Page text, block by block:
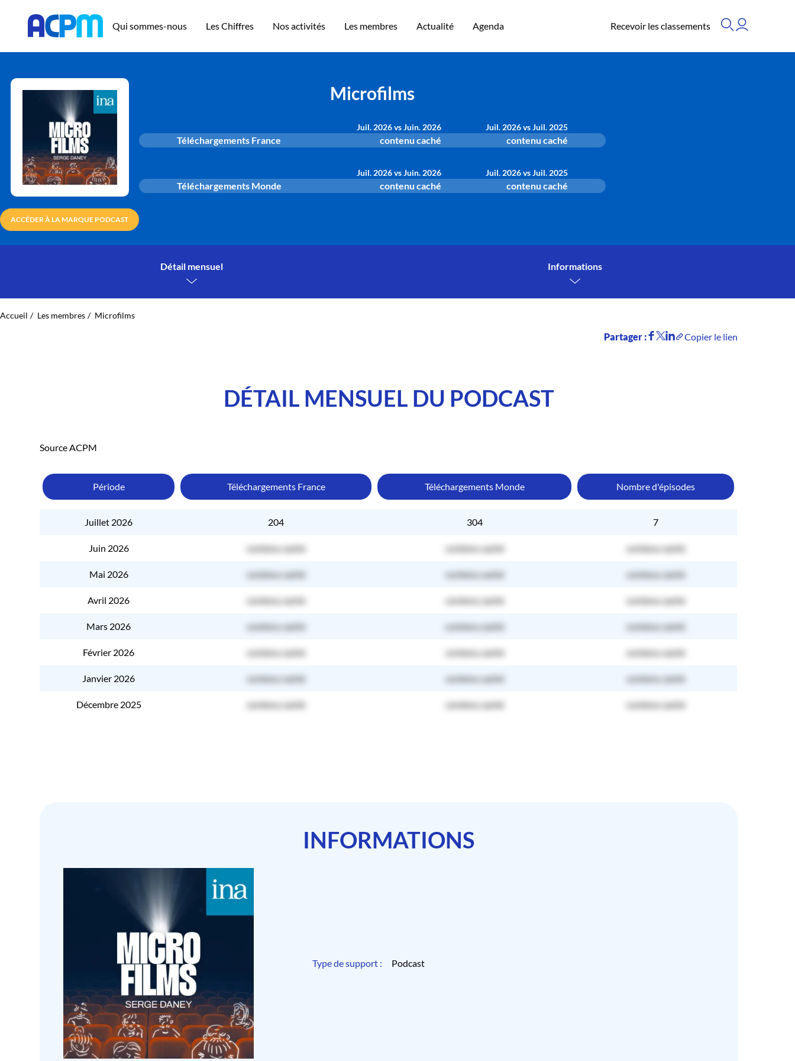
Qui sommes-nous Les Chiffres Nos activités Les membres Actualité Agenda Recevoir les classements
ACCÉDER À LA MARQUE PODCAST
Microfilms
Juil. 2026 vs Juin. 2026 Juil. 2026 vs Juil. 2025
Téléchargements France contenu caché contenu caché
Juil. 2026 vs Juin. 2026 Juil. 2026 vs Juil. 2025
Téléchargements Monde contenu caché contenu caché
Détail mensuel Informations
Accueil Les membres Microfilms
Partager : Copier le lien
DÉTAIL MENSUEL DU PODCAST
Source ACPM
Période Téléchargements France Téléchargements Monde Nombre d'épisodes
Juillet 2026 204 304 7
Juin 2026 contenu caché contenu caché contenu caché
Mai 2026 contenu caché contenu caché contenu caché
Avril 2026 contenu caché contenu caché contenu caché
Mars 2026 contenu caché contenu caché contenu caché
Février 2026 contenu caché contenu caché contenu caché
Janvier 2026 contenu caché contenu caché contenu caché
Décembre 2025 contenu caché contenu caché contenu caché
INFORMATIONS
Type de support : Podcast